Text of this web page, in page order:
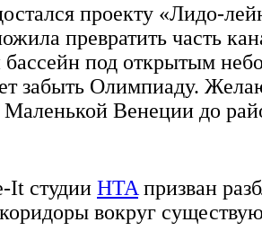
проекту «Лидо-
превратить часть
бассейн под открытым
забыть Олимпиаду.
Маленькой Венеции до
It студии HTA призван
вокруг